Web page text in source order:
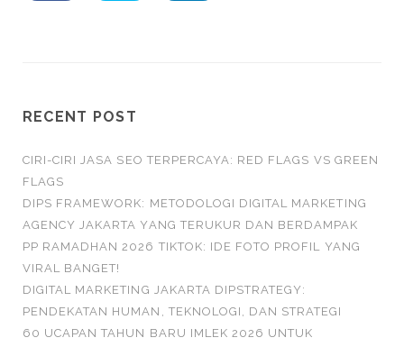
RECENT POST
CIRI-CIRI JASA SEO TERPERCAYA: RED FLAGS VS GREEN
FLAGS
DIPS FRAMEWORK: METODOLOGI DIGITAL MARKETING
AGENCY JAKARTA YANG TERUKUR DAN BERDAMPAK
PP RAMADHAN 2026 TIKTOK: IDE FOTO PROFIL YANG
VIRAL BANGET!
DIGITAL MARKETING JAKARTA DIPSTRATEGY:
PENDEKATAN HUMAN, TEKNOLOGI, DAN STRATEGI
60 UCAPAN TAHUN BARU IMLEK 2026 UNTUK